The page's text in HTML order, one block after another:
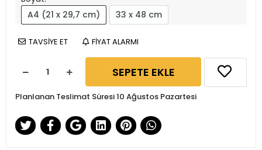
A4 (21 x 29,7 cm)
33 x 48 cm
TAVSİYE ET FİYAT ALARMI
SEPETE EKLE
Planlanan Teslimat Süresi 10 Ağustos Pazartesi